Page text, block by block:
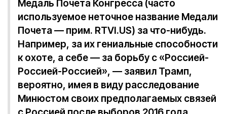
Медаль Почета Конгресса (часто
используемое неточное название Медали
Почета — прим. RTVI.US) за что-нибудь.
Например, за их гениальные способности
к охоте, а себе — за борьбу с «Россией-
Россией-Россией», — заявил Трамп,
вероятно, имея в виду расследование
Минюстом своих предполагаемых связей